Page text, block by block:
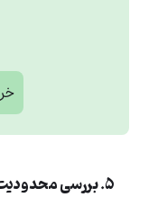
۵. بررسی محدودیت حافظه